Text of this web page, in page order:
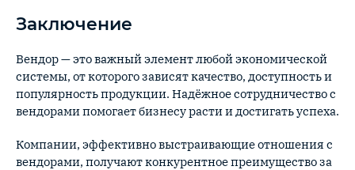
Заключение
Вендор — это важный элемент любой экономической
системы, от которого зависят качество, доступность и
популярность продукции. Надёжное сотрудничество с
вендорами помогает бизнесу расти и достигать успеха.
Компании, эффективно выстраивающие отношения с
вендорами, получают конкурентное преимущество за